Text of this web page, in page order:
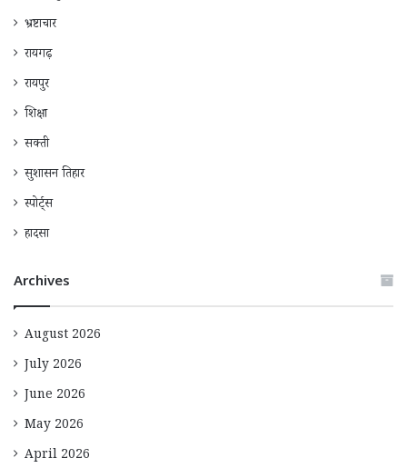
भ्रष्टाचार
रायगढ़
रायपुर
शिक्षा
सक्ती
सुशासन तिहार
स्पोर्ट्स
हादसा
Archives
August 2026
July 2026
June 2026
May 2026
April 2026